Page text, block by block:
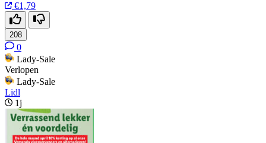
€1,79
208
0
Lady-Sale
Verlopen
Lady-Sale
Lidl
1j